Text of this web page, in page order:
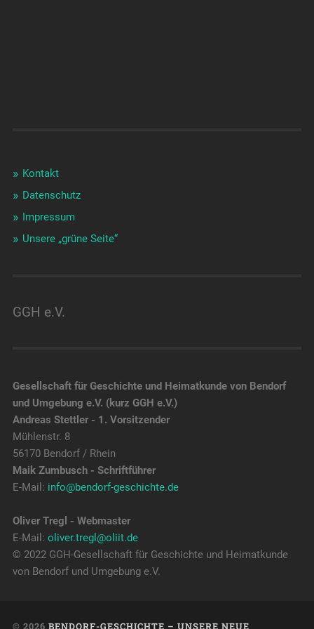
Kontakt
Datenschutz
Impressum
Unsere „grüne Seite“
GGH e.V.
Gesellschaft für Geschichte und Heimatkunde von Bendorf
und Umgebung e.V. (kurz GGH e.V.)
Andreas Stettler - 1. Vorsitzender
Mühlenstr. 8
56170 Bendorf / Rhein
Maik Zumbusch - Schriftführer
E-Mail: info@bendorf-geschichte.de
Oliver Tregl - Webmaster
E-Mail: oliver.tregl@oliit.de
© 2022 GGH-Gesellschaft für Geschichte und Heimatkunde
von Bendorf und Umgebung e.V.
© 2026 BENDORF-GESCHICHTE – UNSERE NEUE